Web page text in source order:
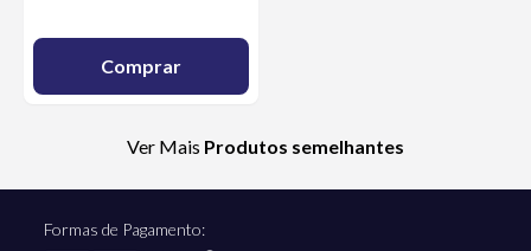
Comprar
Ver Mais Produtos semelhantes
Formas de Pagamento: